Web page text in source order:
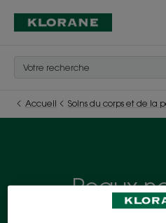
Accueil Soins du corps et de la
Peaux